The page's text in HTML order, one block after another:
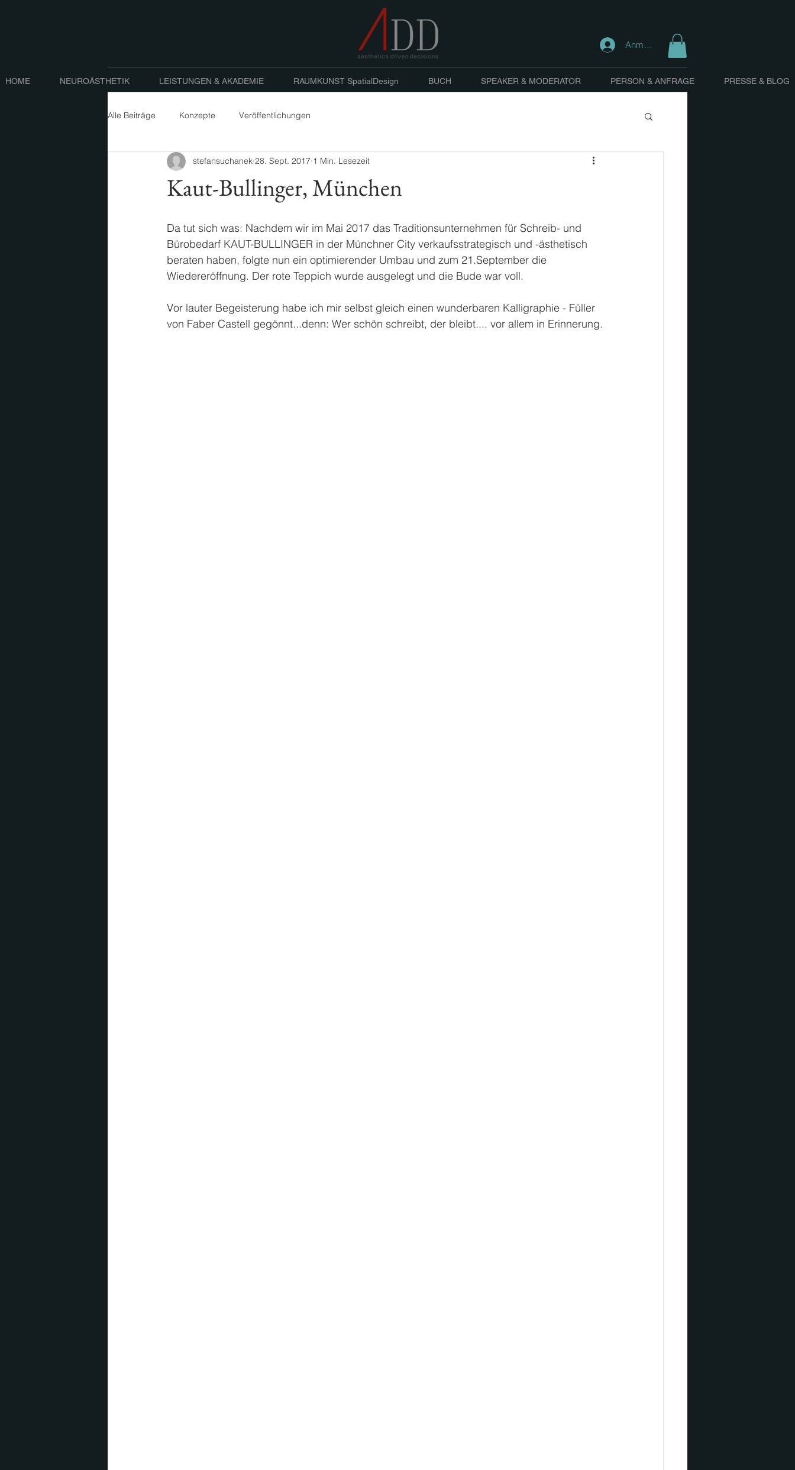
Anmelden
HOME NEUROÄSTHETIK LEISTUNGEN & AKADEMIE RAUMKUNST SpatialDesign BUCH SPEAKER & MODERATOR PERSON & ANFRAGE PRESSE & BLOG
Alle Beiträge Konzepte Veröffentlichungen
Kaut-Bullinger, München
stefansuchanek 28. Sept. 2017 1 Min. Lesezeit
Da tut sich was: Nachdem wir im Mai 2017 das Traditionsunternehmen für Schreib- und
Bürobedarf KAUT-BULLINGER in der Münchner City verkaufsstrategisch und -ästhetisch
beraten haben, folgte nun ein optimierender Umbau und zum 21.September die
Wiedereröffnung. Der rote Teppich wurde ausgelegt und die Bude war voll.
Vor lauter Begeisterung habe ich mir selbst gleich einen wunderbaren Kalligraphie - Füller
von Faber Castell gegönnt...denn: Wer schön schreibt, der bleibt.... vor allem in Erinnerung.